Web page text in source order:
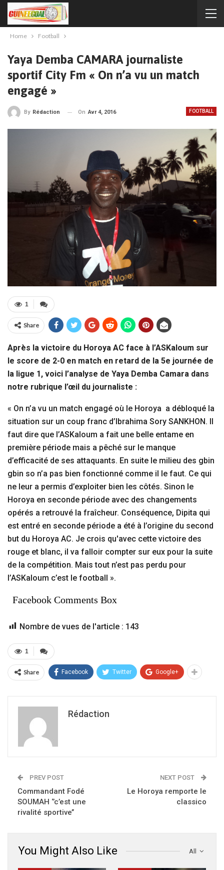
Home Football
Yaya Demba CAMARA journaliste
sportif City Fm « On n’a vu un match
engagé »
FOOTBALL
By Rédaction On Avr 4, 2016
1
Share
Après la victoire du Horoya AC face à l’ASKaloum sur
le score de 2-0 en match en retard de la 5e journée de
la ligue 1, voici l’analyse de Yaya Demba Camara dans
notre rubrique l’œil du journaliste :
« On n’a vu un match engagé où le Horoya a débloqué la
situation sur un coup franc d’Ibrahima Sory SANKHON. Il
faut dire que l’ASKaloum a fait une belle entame en
première période mais a pêché sur le manque
d’efficacité de ses attaquants. En suite le milieu des gbin
gbin so n’a pas bien fonctionné comme il le faut. Ce qui
ne leur a permis d’exploiter bien les côtés. Sinon le
Horoya en seconde période avec des changements
opérés a retrouvé la fraîcheur. Conséquence, Dipita qui
est entré en seconde période a été à l’origine du second
but du Horoya AC. Je crois qu'avec cette victoire des
rouge et blanc, il va falloir compter sur eux pour la suite
de la compétition. Mais tout n’est pas perdu pour
l’ASKaloum c’est le football ».
Facebook Comments Box
Nombre de vues de l'article : 143
1
Share Facebook Twitter Google+
Rédaction
PREV POST
Commandant Fodé
SOUMAH ‘’c’est une
rivalité sportive’’
NEXT POST
Le Horoya remporte le
classico
All
You Might Also Like